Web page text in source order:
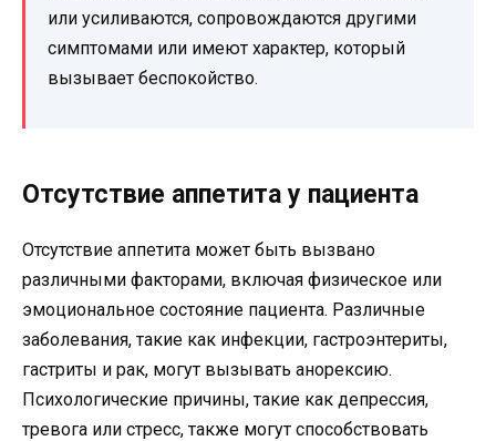
или усиливаются, сопровождаются другими
симптомами или имеют характер, который
вызывает беспокойство.
Отсутствие аппетита у пациента
Отсутствие аппетита может быть вызвано
различными факторами, включая физическое или
эмоциональное состояние пациента. Различные
заболевания, такие как инфекции, гастроэнтериты,
гастриты и рак, могут вызывать анорексию.
Психологические причины, такие как депрессия,
тревога или стресс, также могут способствовать